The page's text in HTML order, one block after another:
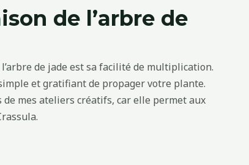
de l’arbre de
de jade est sa facilité de multiplication.
et gratifiant de propager votre plante.
de mes ateliers créatifs, car elle permet aux